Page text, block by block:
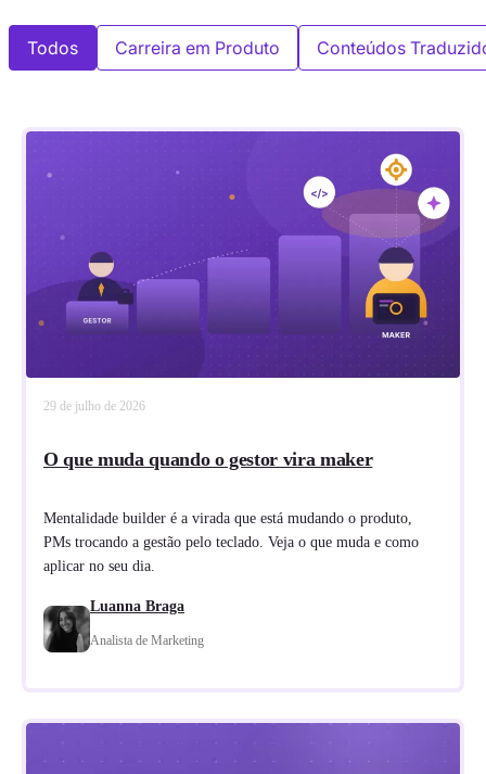
Todos Carreira em Produto Conteúdos
29 de julho de 2026
O que muda quando o gestor vira maker
Mentalidade builder é a virada que está mudando o produto,
PMs trocando a gestão pelo teclado. Veja o que muda e como
aplicar no seu dia.
Luanna Braga
Analista de Marketing